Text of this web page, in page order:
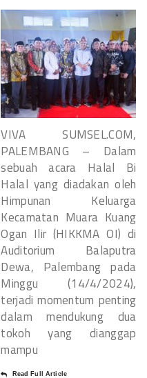
VIVA SUMSEL.COM,
PALEMBANG – Dalam
sebuah acara Halal Bi
Halal yang diadakan oleh
Himpunan Keluarga
Kecamatan Muara Kuang
Ogan Ilir (HIKKMA OI) di
Auditorium Balaputra
Dewa, Palembang pada
Minggu (14/4/2024),
terjadi momentum penting
dalam mendukung dua
tokoh yang dianggap
mampu
Read Full Article